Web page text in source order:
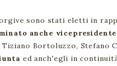
sono stati eletti in
anche vicepresidente
Bortoluzzo, Stefano
ed anch'egli in